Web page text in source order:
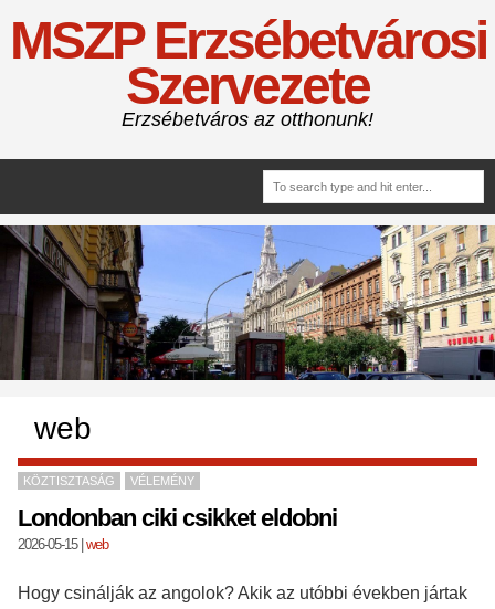
MSZP Erzsébetvárosi
Szervezete
Erzsébetváros az otthonunk!
web
KÖZTISZTASÁG VÉLEMÉNY
Londonban ciki csikket eldobni
2026-05-15| web
Hogy csinálják az angolok? Akik az utóbbi években jártak